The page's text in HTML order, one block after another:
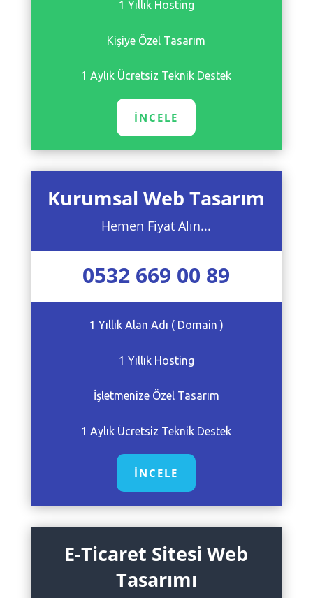
1 Yıllık Hosting
Kişiye Özel Tasarım
1 Aylık Ücretsiz Teknik Destek
İNCELE
Kurumsal Web Tasarım
Hemen Fiyat Alın...
0532 669 00 89
1 Yıllık Alan Adı ( Domain )
1 Yıllık Hosting
İşletmenize Özel Tasarım
1 Aylık Ücretsiz Teknik Destek
İNCELE
E-Ticaret Sitesi Web
Tasarımı